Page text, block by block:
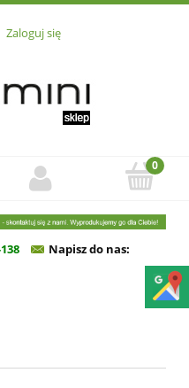
Zaloguj się
Napisz do nas: